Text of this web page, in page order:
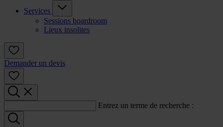
Services
Sessions boardroom
Lieux insolites
Demander un devis
Entrez un terme de recherche :